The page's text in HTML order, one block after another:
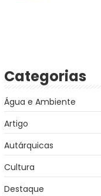
Categorias
Água e Ambiente
Artigo
Autárquicas
Cultura
Destaque